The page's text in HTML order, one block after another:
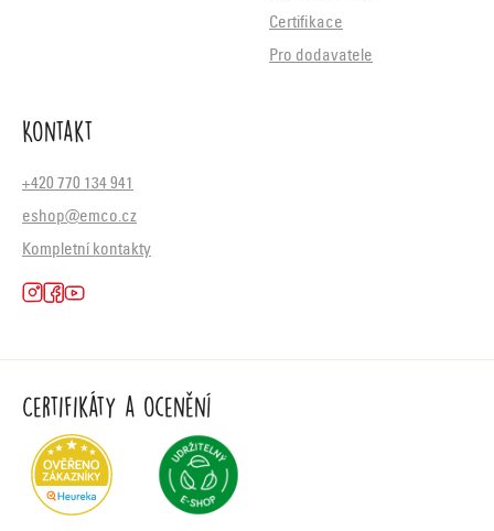
Certifikace
Pro dodavatele
Kontakt
+420 770 134 941
eshop@emco.cz
Kompletní kontakty
Certifikáty a ocenění